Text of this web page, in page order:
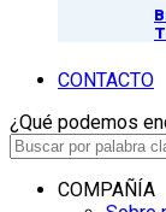
CONTACTO
¿Qué podemos
COMPAÑÍA